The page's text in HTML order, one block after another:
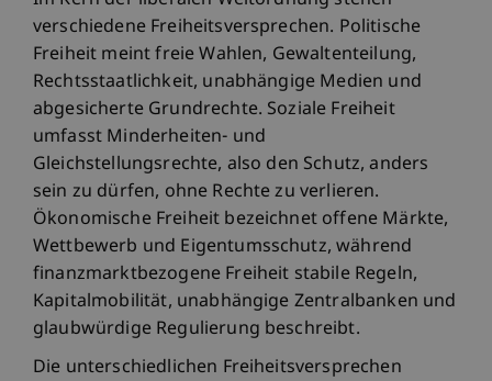
verschiedene Freiheitsversprechen. Politische
Freiheit meint freie Wahlen, Gewaltenteilung,
Rechtsstaatlichkeit, unabhängige Medien und
abgesicherte Grundrechte. Soziale Freiheit
umfasst Minderheiten- und
Gleichstellungsrechte, also den Schutz, anders
sein zu dürfen, ohne Rechte zu verlieren.
Ökonomische Freiheit bezeichnet offene Märkte,
Wettbewerb und Eigentumsschutz, während
finanzmarktbezogene Freiheit stabile Regeln,
Kapitalmobilität, unabhängige Zentralbanken und
glaubwürdige Regulierung beschreibt.
Die unterschiedlichen Freiheitsversprechen